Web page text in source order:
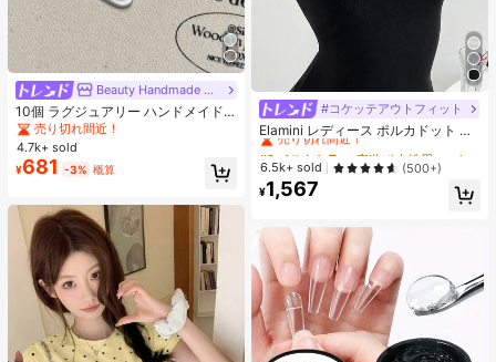
Beauty Handmade Nail
10個 ラグジュアリー ハンドメイド
プレスオンネイルチップ、ミディア
ムオーバル型、バタフライスターラ
イトデザイン、3個のツールセット
とネイルグルーステッカー付き、女
性と女の子のホリデーパーティー出
席に適しています。ネイルアート用
品 ネイル
売り切れ間近！
4.7k+ sold
¥681 -3% 概算
#コケッテアウトフィット
Elamini レディース ポルカドット パ
ッチワーク レーストリム 配色 ウエ
スト ショートスリーブ トップス 夏
用
#2 ベストセラー
夜遊び 女性用ブラウス
売り切れ間近！
#2 ベストセラー
売り切れ間近！
#2 ベストセラー
売り切れ間近！
#2 ベストセラー
6.5k+ sold (500+)
¥1,567